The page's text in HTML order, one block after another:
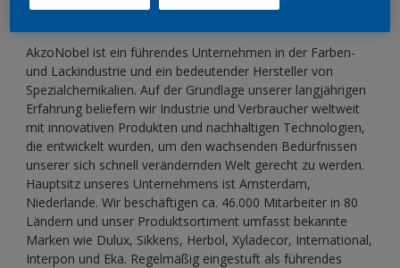
AkzoNobel ist ein führendes Unternehmen in der Farben-
und Lackindustrie und ein bedeutender Hersteller von
Spezialchemikalien. Auf der Grundlage unserer langjährigen
Erfahrung beliefern wir Industrie und Verbraucher weltweit
mit innovativen Produkten und nachhaltigen Technologien,
die entwickelt wurden, um den wachsenden Bedürfnissen
unserer sich schnell verändernden Welt gerecht zu werden.
Hauptsitz unseres Unternehmens ist Amsterdam,
Niederlande. Wir beschäftigen ca. 46.000 Mitarbeiter in 80
Ländern und unser Produktsortiment umfasst bekannte
Marken wie Dulux, Sikkens, Herbol, Xyladecor, International,
Interpon und Eka. Regelmäßig eingestuft als führendes